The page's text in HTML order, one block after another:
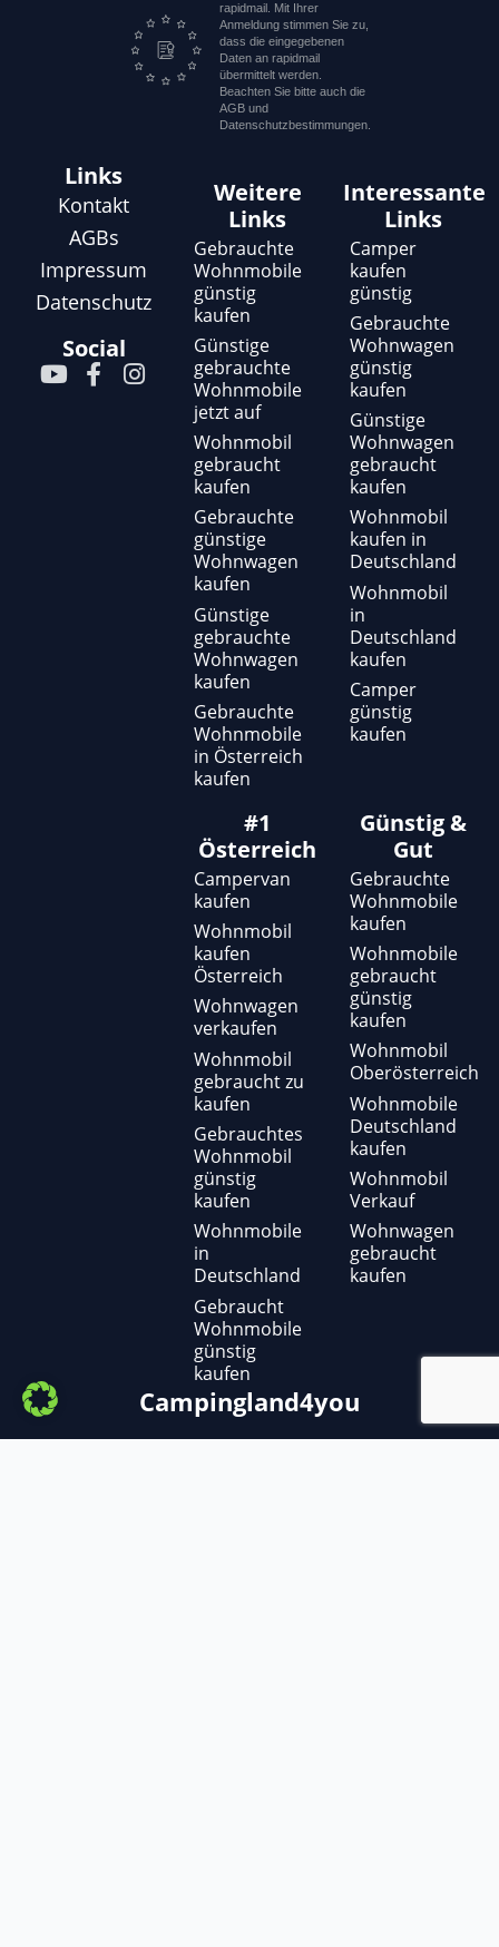
rapidmail. Mit Ihrer
Anmeldung stimmen Sie zu,
dass die eingegebenen
Daten an rapidmail
übermittelt werden.
Beachten Sie bitte auch die
AGB und
Datenschutzbestimmungen.
Links
Kontakt
AGBs
Impressum
Datenschutz
Social
Y F
a
I
Weitere
Links
Gebrauchte
Wohnmobile
günstig
kaufen
Günstige
gebrauchte
Wohnmobile
jetzt auf
Wohnmobil
gebraucht
kaufen
Gebrauchte
günstige
Wohnwagen
kaufen
Günstige
gebrauchte
Wohnwagen
kaufen
Gebrauchte
Wohnmobile
in Österreich
kaufen
Interessante
Links
Camper
kaufen
günstig
Gebrauchte
Wohnwagen
günstig
kaufen
Günstige
Wohnwagen
gebraucht
kaufen
Wohnmobil
kaufen in
Deutschland
Wohnmobil
in
Deutschland
kaufen
Camper
günstig
kaufen
#1
Österreich
Campervan
kaufen
Wohnmobil
kaufen
Österreich
Wohnwagen
verkaufen
Wohnmobil
gebraucht zu
kaufen
Gebrauchtes
Wohnmobil
günstig
kaufen
Wohnmobile
in
Deutschland
Gebraucht
Wohnmobile
günstig
kaufen
Günstig &
Gut
Gebrauchte
Wohnmobile
kaufen
Wohnmobile
gebraucht
günstig
kaufen
Wohnmobil
Oberösterreich
Wohnmobile
Deutschland
kaufen
Wohnmobil
Verkauf
Wohnwagen
gebraucht
kaufen
Campingland4you
Copyright ©2025– Campingland4you